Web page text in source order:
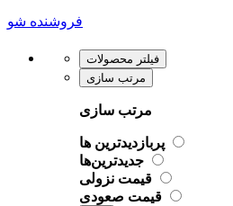
فروشنده شو
فیلتر محصولات
مرتب سازی
مرتب سازی
پربازدیدترین ها
جدیدترین‌ها
قیمت نزولی
قیمت صعودی